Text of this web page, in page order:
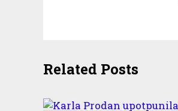
Related Posts
srebrni Grand Slam